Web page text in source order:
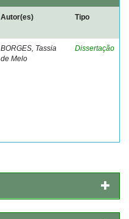
Autor(es) Tipo
BORGES, Tassia
de Melo
Dissertação